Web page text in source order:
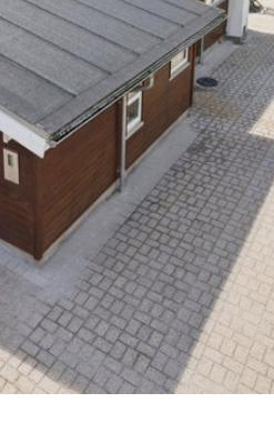
udhuse, heriblandt
samt depotrum og
er man solgt.